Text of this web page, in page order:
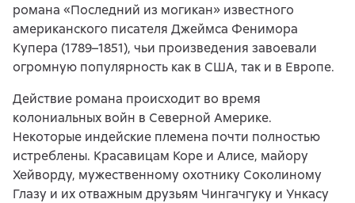
романа «Последний из могикан» известного
американского писателя Джеймса Фенимора
Купера (1789–1851), чьи произведения завоевали
огромную популярность как в США, так и в Европе.
Действие романа происходит во время
колониальных войн в Северной Америке.
Некоторые индейские племена почти полностью
истреблены. Красавицам Коре и Алисе, майору
Хейворду, мужественному охотнику Соколиному
Глазу и их отважным друзьям Чингачгуку и Ункасу